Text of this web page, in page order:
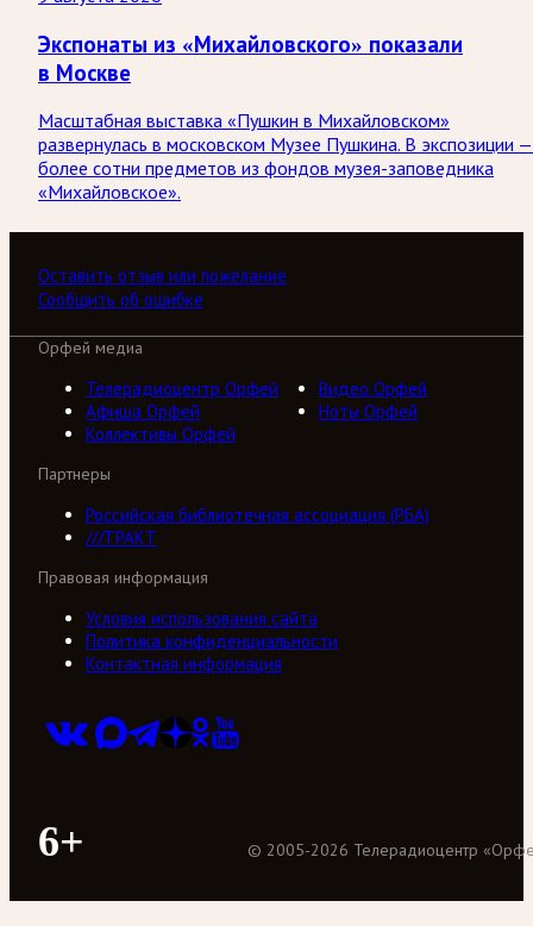
Экспонаты из «Михайловского» показали
в Москве
Масштабная выставка «Пушкин в Михайловском»
развернулась в московском Музее Пушкина. В экспозиции —
более сотни предметов из фондов музея-заповедника
«Михайловское».
Оставить отзыв или пожелание
Сообщить об ошибке
Орфей медиа
Телерадиоцентр Орфей
Видео Орфей
Афиша Орфей
Ноты Орфей
Коллективы Орфей
Партнеры
Российская библиотечная ассоциация (РБА)
///ТРАКТ
Правовая информация
Условия использования сайта
Политика конфиденциальности
Контактная информация
6+ © 2005-2026 Телерадиоцентр